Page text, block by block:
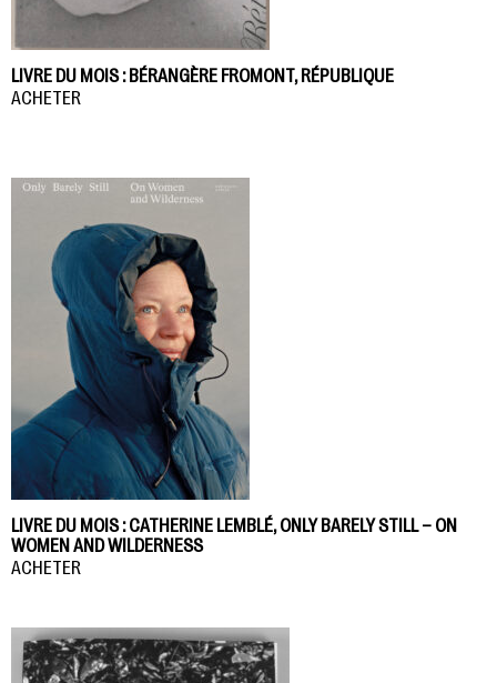
LIVRE DU MOIS : BÉRANGÈRE FROMONT, RÉPUBLIQUE
ACHETER
LIVRE DU MOIS : CATHERINE LEMBLÉ, ONLY BARELY STILL – ON
WOMEN AND WILDERNESS
ACHETER